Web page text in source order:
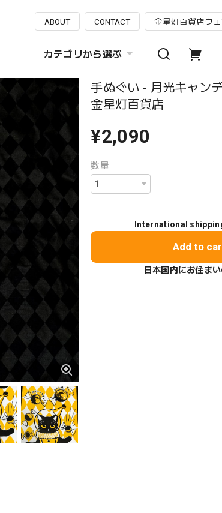
ABOUT CONTACT 金星灯百貨店ウ
カテゴリから選ぶ
手ぬぐい - 月光キャン
金星灯百貨店
¥2,090
数量
International
Add to
日本国内にお住ま